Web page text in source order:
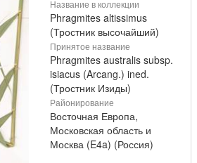
Название в коллекции
Phragmites altissimus
(Тростник высочайший)
Принятое название
Phragmites australis subsp.
isiacus (Arcang.) ined.
(Тростник Изиды)
Районирование
Восточная Европа,
Московская область и
Москва (E4a) (Россия)